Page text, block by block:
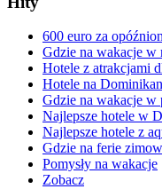
600 euro za
Gdzie na wakacje w
Hotele z atrakcjami
Hotele na
Gdzie na wakacje w
Najlepsze hotele w
Najlepsze hotele z
Gdzie na ferie
Pomysły na wakacje
Zobacz